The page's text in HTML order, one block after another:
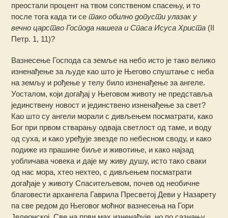
преостали процент на твом сопственом спасењу, и то
после тога када ти сетако обилно допусти улазак у
вечно царство Господа нашега и Спаса Исуса Христа (II
Петр. 1, 11)?
Вазнесење Господа са земље на небо исто је тако велико
изненађење за људе као што је Његово спуштање с неба
на земљу и рођење у телу било изненађење за ангеле.
Уосталом, који догађај у Његовом животу не представља
јединствену новост и јединствено изненађење за свет?
Као што су ангели морали с дивљењем посматрати, како
Бог при првом стварању одваја светлост од таме, и воду
од суха, и како уређује звезде по небесном своду, и како
подиже из прашине биље и животиње, и како најзад
уобличава човека и даје му живу душу, исто тако сваки
од нас мора, хтео нехтео, с дивљењем посматрати
догађаје у животу Спаситељевом, почев од необичне
благовести архангела Гаврила Пресветој Деви у Назарету
па све редом до Његовог моћног вазнесења на Гори